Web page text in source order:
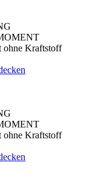
ohne Kraftstoff
ohne Kraftstoff